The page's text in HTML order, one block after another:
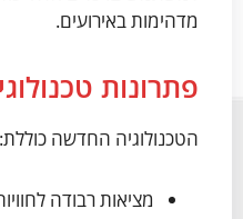
מדהימות באירועים.
פתרונות
הטכנולוגיה החדשה כוללת:
מציאות רבודה